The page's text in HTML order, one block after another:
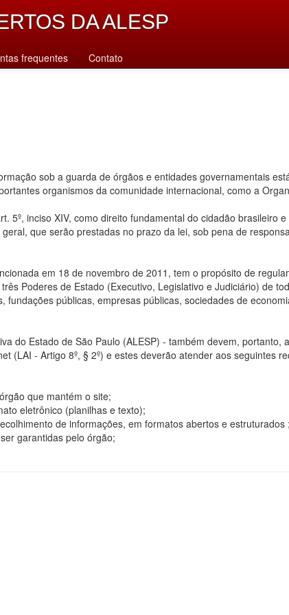
DA ALESP
frequentes Contato
sob a guarda de órgãos e entidades governamentais
organismos da comunidade internacional, como a
5º, inciso XIV, como direito fundamental do cidadão
que serão prestadas no prazo da lei, sob pena de
em 18 de novembro de 2011, tem o propósito de
Poderes de Estado (Executivo, Legislativo e Judiciário) de
públicas, empresas públicas, sociedades de
do Estado de São Paulo (ALESP) - também devem,
(LAI - Artigo 8º, § 2º) e estes deverão atender aos seguintes
que mantém o site;
eletrônico (planilhas e texto);
de informações, em formatos abertos e estruturados ;
garantidas pelo órgão;